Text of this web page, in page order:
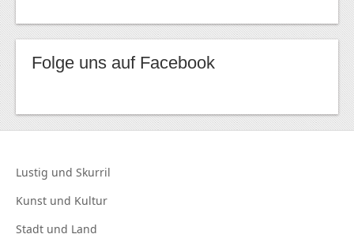
Folge uns auf Facebook
Lustig und Skurril
Kunst und Kultur
Stadt und Land